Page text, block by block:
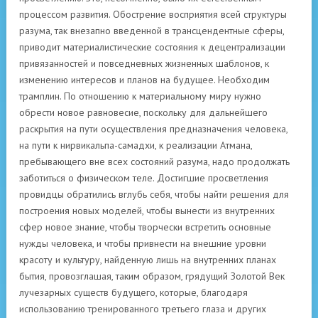
процессом развития. Обострение восприятия всей структуры
разума, так внезапно введенной в трансцендентные сферы,
приводит материалистические состояния к децентрализации
привязанностей и повседневных жизненных шаблонов, к
изменению интересов и планов на будущее. Необходим
трамплин. По отношению к материальному миру нужно
обрести новое равновесие, поскольку для дальнейшего
раскрытия на пути осуществления предназначения человека,
на пути к нирвикальпа-самадхи, к реализации Атмана,
пребывающего вне всех состояний разума, надо продолжать
заботиться о физическом теле. Достигшие просветления
провидцы обратились вглубь себя, чтобы найти решения для
построения новых моделей, чтобы вынести из внутренних
сфер новое знание, чтобы творчески встретить основные
нужды человека, и чтобы привнести на внешние уровни
красоту и культуру, найденную лишь на внутренних планах
бытия, провозглашая, таким образом, грядущий Золотой Век
лучезарных существ будущего, которые, благодаря
использованию тренированного третьего глаза и других